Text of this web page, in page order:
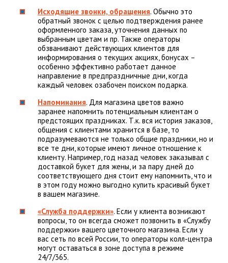
Исходящие звонки, обращения. Обычно это
обратный звонок с целью подтверждения ранее
оформленного заказа, уточнения данных по
выбранным цветам и пр. Также операторы
обзванивают действующих клиентов для
информирования о текущих акциях, бонусах –
особенно эффективно работает данное
направление в предпраздничные дни, когда
каждый человек озабочен поиском подарка.
Напоминания. Для магазина цветов важно
заранее напомнить потенциальным клиентам о
предстоящих праздниках. Т.к. вся история заказов,
общения с клиентами хранится в базе, то
подразумеваются не только общие праздники, но и
все те дни, которые имеют личное отношение к
клиенту. Например, год назад человек заказывал с
доставкой букет для жены, и за пару дней до
соответствующего дня стоит ему напомнить, что и
в этом году можно выгодно купить красивый букет
в вашем магазине.
«Служба поддержки». Если у клиента возникают
вопросы, то он всегда сможет позвонить в «Службу
поддержки» вашего цветочного магазина. Если у
вас сеть по всей России, то операторы колл-центра
могут оставаться в зоне доступа в режиме
24/7/365.